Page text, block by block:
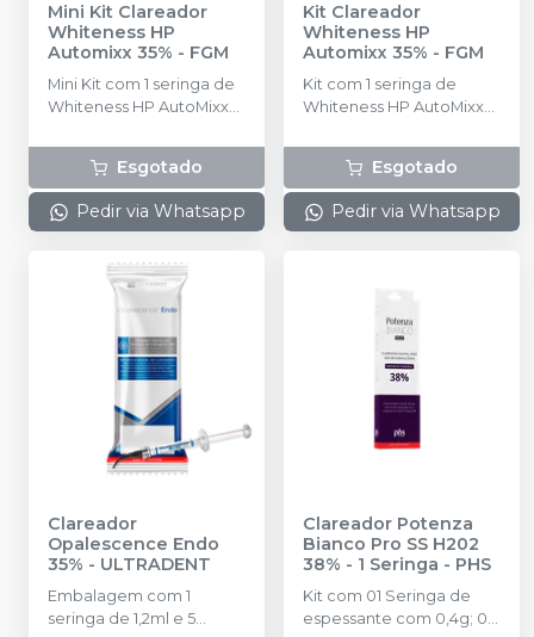
Mini Kit Clareador
Whiteness HP
Automixx 35% - FGM
Mini Kit com 1 seringa de
Whiteness HP AutoMixx
automistura, 1 seringa Top
Dam com 1g.Esgotado
Pedir via Whatsapp
Kit Clareador
Whiteness HP
Automixx 35% - FGM
Kit com 1 seringa de
Whiteness HP AutoMixx
automistura, 1 seringa de
Top Dam com 2g, 1 frasco
de solução Neutralize
com 2g (neutralizante de
Esgotado
Pedir via Whatsapp
Clareador
Opalescence Endo
35% - ULTRADENT
Embalagem com 1
seringa de 1,2ml e 5
Clareador Potenza
Bianco Pro SS H202
38% - 1 Seringa - PHS
Kit com 01 Seringa de
espessante com 0,4g; 01